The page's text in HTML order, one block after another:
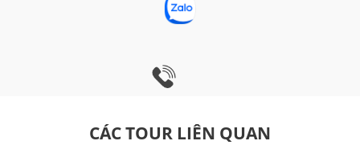
CÁC TOUR LIÊN QUAN